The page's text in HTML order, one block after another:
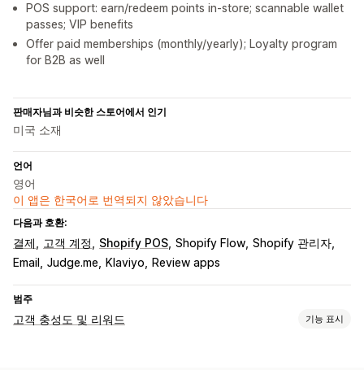
POS support: earn/redeem points in-store; scannable wallet
passes; VIP benefits
Offer paid memberships (monthly/yearly); Loyalty program
for B2B as well
판매자님과 비슷한 스토어에서 인기
미국 소재
언어
영어
이 앱은 한국어로 번역되지 않았습니다
다음과 호환:
결제 고객 계정 Shopify POS Shopify Flow Shopify 관리자
Email
Judge.me Klaviyo Review apps
범주
고객 충성도 및 리워드 기능 표시